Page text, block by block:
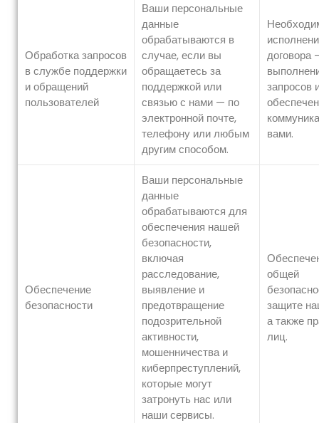
Обработка запросов
в службе поддержки
и обращений
пользователей
Ваши персональные
данные
обрабатываются в
случае, если вы
обращаетесь за
поддержкой или
связью с нами — по
электронной почте,
телефону или любым
другим способом.
договора
запросов
вами.
Обеспечение
безопасности
Ваши персональные
данные
обрабатываются для
обеспечения нашей
безопасности,
включая
расследование,
выявление и
предотвращение
подозрительной
активности,
мошенничества и
киберпреступлений,
которые могут
затронуть нас или
наши сервисы.
общей
защите
а также
лиц.